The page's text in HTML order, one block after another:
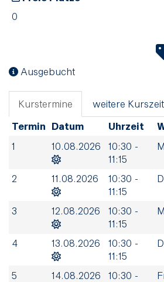
0
Ausgebucht
Kurstermine
weitere
Termin
Datum Uhrzeit
1
10.08.2026
10:30 -
11:15
2 11.08.2026
10:30 -
11:15
3 12.08.2026
10:30 -
11:15
4 13.08.2026
10:30 -
11:15
5 14.08.2026
10:30 -